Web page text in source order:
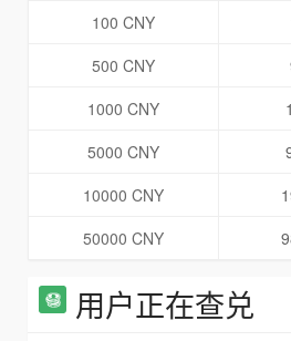
100 CNY
500 CNY
1000 CNY
5000 CNY
10000 CNY
50000 CNY
用户正在查兑